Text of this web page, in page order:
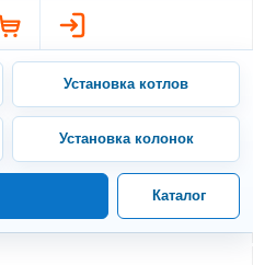
Установка котлов
Установка колонок
Каталог